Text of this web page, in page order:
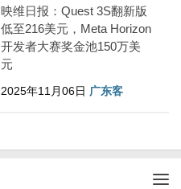
映维日报：Quest 3S翻新版
低至216美元，Meta Horizon
开发者大赛奖金池150万美
元
2025年11月06日 广东客